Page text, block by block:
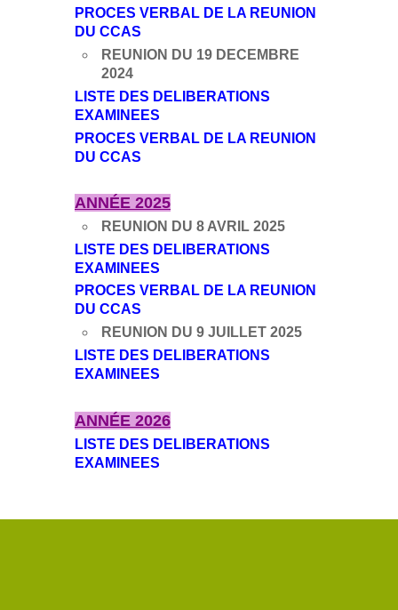
PROCES VERBAL DE LA REUNION
DU CCAS
REUNION DU 19 DECEMBRE
2024
LISTE DES DELIBERATIONS
EXAMINEES
PROCES VERBAL DE LA REUNION
DU CCAS
ANNÉE 2025
REUNION DU 8 AVRIL 2025
LISTE DES DELIBERATIONS
EXAMINEES
PROCES VERBAL DE LA REUNION
DU CCAS
REUNION DU 9 JUILLET 2025
LISTE DES DELIBERATIONS
EXAMINEES
ANNÉE 2026
LISTE DES DELIBERATIONS
EXAMINEES